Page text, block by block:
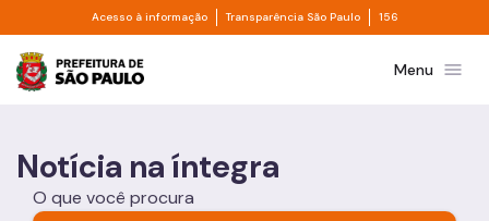
Pular para o Conteúdo principal
Acesso à informação Divisor de acesso à informação
Transparência São Paulo Divisor de
156
Prefeitura de São PauloMenu menu
Notícia na íntegra
O que você procura